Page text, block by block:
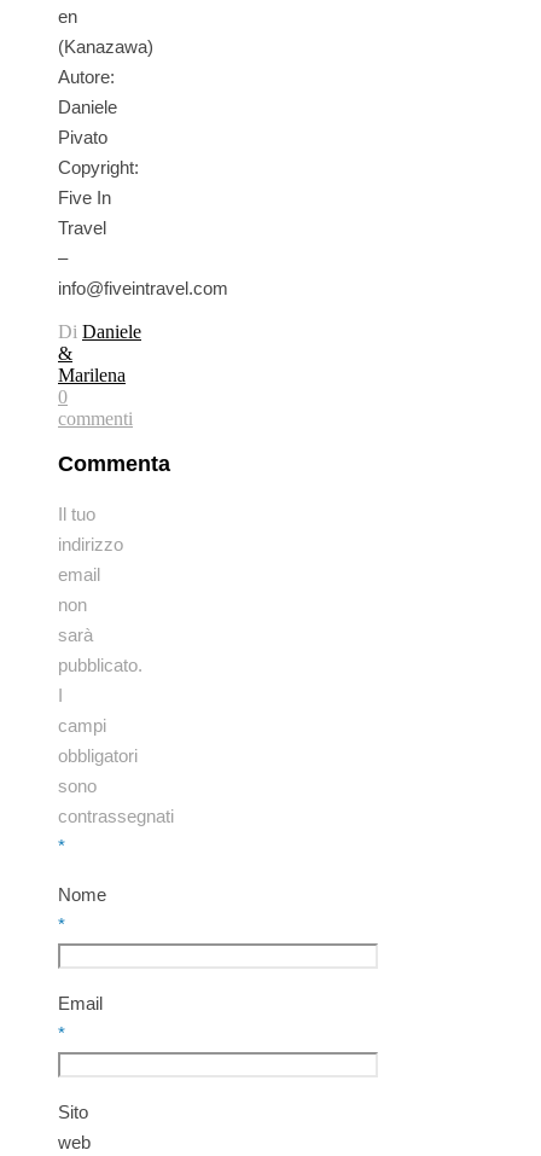
en
(Kanazawa)
Autore:
Daniele
Pivato
Copyright:
Five In
Travel
–
info@fiveintravel.com
Di Daniele
&
Marilena
0
commenti
Commenta
Il tuo
indirizzo
email
non
sarà
pubblicato.
I
campi
obbligatori
sono
contrassegnati
*
Nome
*
Email
*
Sito
web